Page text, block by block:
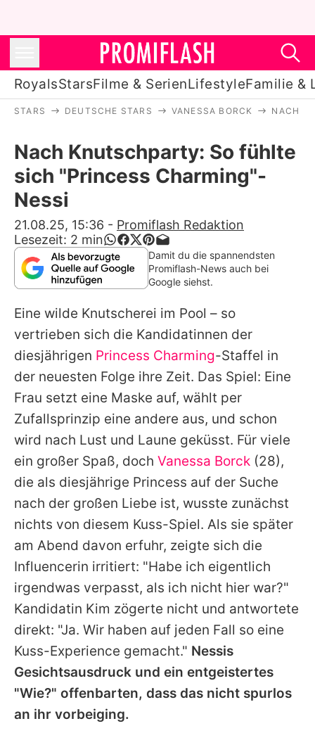
RoyalsStarsFilme & SerienLifestyleFamilie &
Stars
Filme & Serien
Lifestyle
Familie & Liebe
Promiflash Exklusiv
Alle Themen auf Promiflash
Jobs
App runterladen
Team
Redaktionelle Richtlinien
Impressum
Datenschutzerklärung
Nutzungsbedingungen
Utiq verwalten
STARS DEUTSCHE STARS VANESSA BORCK NACH
Nach Knutschparty: So fühlte
sich "Princess Charming"-
Nessi
21.08.25, 15:36 - Promiflash Redaktion
Lesezeit: 2 min
Damit du die spannendsten
Promiflash-News auch bei
Google siehst.
Eine wilde Knutscherei im Pool – so
vertrieben sich die Kandidatinnen der
diesjährigen Princess Charming-Staffel in
der neuesten Folge ihre Zeit. Das Spiel: Eine
Frau setzt eine Maske auf, wählt per
Zufallsprinzip eine andere aus, und schon
wird nach Lust und Laune geküsst. Für viele
ein großer Spaß, doch Vanessa Borck (28),
die als diesjährige Princess auf der Suche
nach der großen Liebe ist, wusste zunächst
nichts von diesem Kuss-Spiel. Als sie später
am Abend davon erfuhr, zeigte sich die
Influencerin irritiert: "Habe ich eigentlich
irgendwas verpasst, als ich nicht hier war?"
Kandidatin Kim zögerte nicht und antwortete
direkt: "Ja. Wir haben auf jeden Fall so eine
Kuss-Experience gemacht." Nessis
Gesichtsausdruck und ein entgeistertes
"Wie?" offenbarten, dass das nicht spurlos
an ihr vorbeiging.